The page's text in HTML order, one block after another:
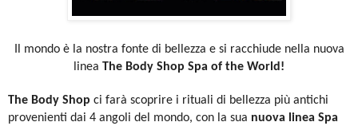
Il mondo è la nostra fonte di bellezza e si racchiude nella nuova
linea The Body Shop Spa of the World!
The Body Shop ci farà scoprire i rituali di bellezza più antichi
provenienti dai 4 angoli del mondo, con la sua nuova linea Spa